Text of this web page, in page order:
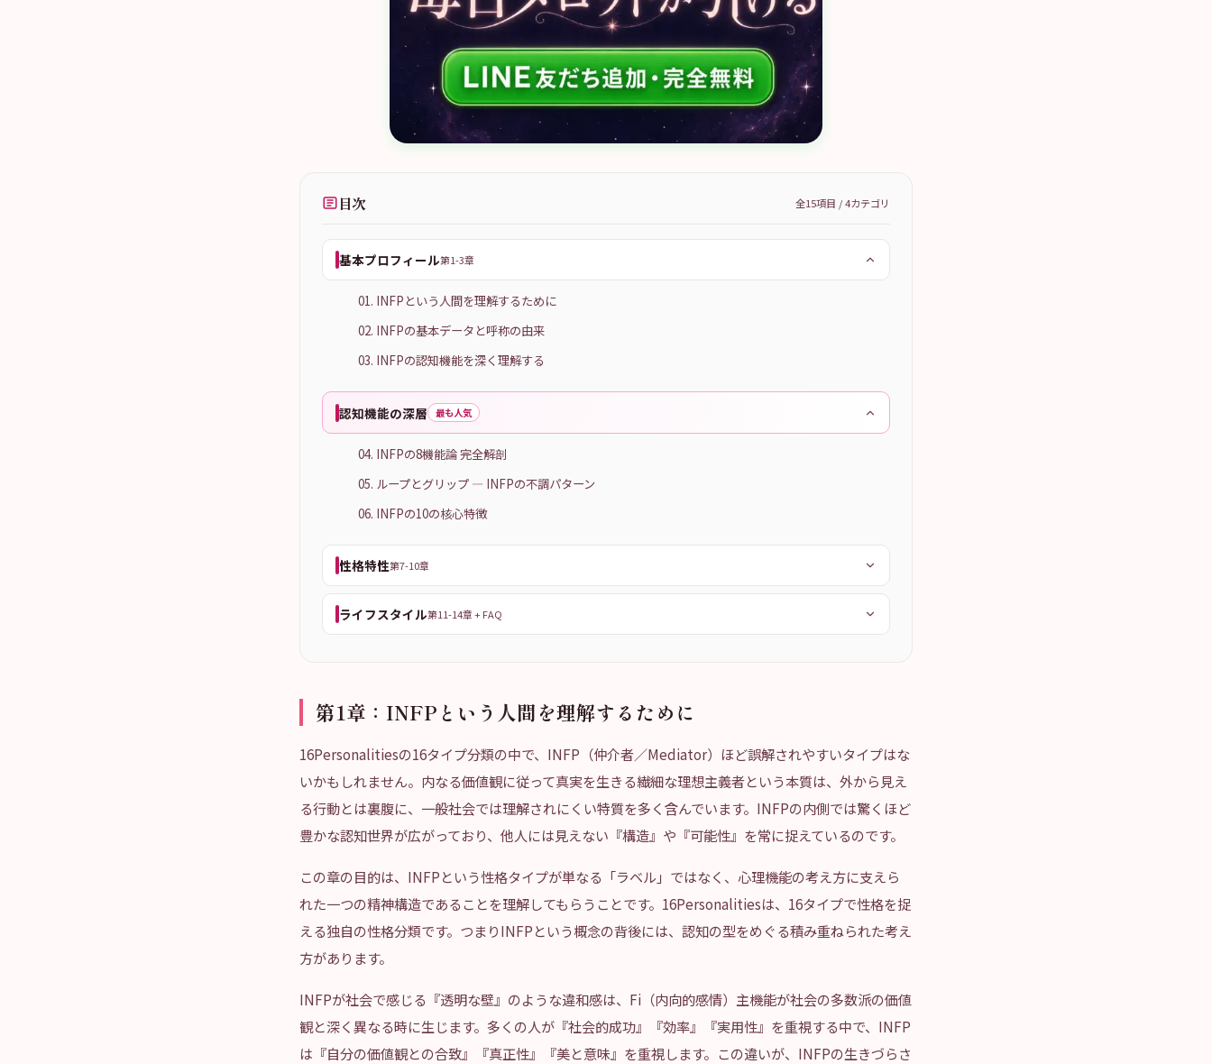
目次 全15項目 /4カテゴリ
基本プロフィール第1-3章
01. INFPという人間を理解するために
02. INFPの基本データと呼称の由来
03. INFPの認知機能を深く理解する
認知機能の深層 最も人気
04. INFPの8機能論 完全解剖
05. ループとグリップ — INFPの不調パターン
06. INFPの10の核心特徴
性格特性第7-10章
ライフスタイル第11-14章 + FAQ
第1章：INFPという人間を理解するために
16Personalitiesの16タイプ分類の中で、INFP（仲介者／Mediator）ほど誤解されやすいタイプはな
いかもしれません。内なる価値観に従って真実を生きる繊細な理想主義者という本質は、外から見え
る行動とは裏腹に、一般社会では理解されにくい特質を多く含んでいます。INFPの内側では驚くほど
豊かな認知世界が広がっており、他人には見えない『構造』や『可能性』を常に捉えているのです。
この章の目的は、INFPという性格タイプが単なる「ラベル」ではなく、心理機能の考え方に支えら
れた一つの精神構造であることを理解してもらうことです。16Personalitiesは、16タイプで性格を捉
える独自の性格分類です。つまりINFPという概念の背後には、認知の型をめぐる積み重ねられた考え
方があります。
INFPが社会で感じる『透明な壁』のような違和感は、Fi（内向的感情）主機能が社会の多数派の価値
観と深く異なる時に生じます。多くの人が『社会的成功』『効率』『実用性』を重視する中で、INFP
は『自分の価値観との合致』『真正性』『美と意味』を重視します。この違いが、INFPの生きづらさ